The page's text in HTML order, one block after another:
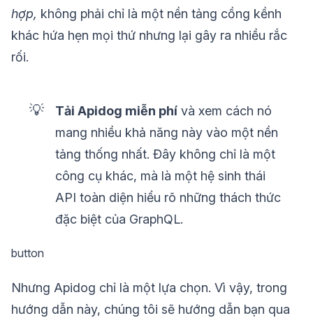
hợp, không phải chỉ là một nền tảng cồng kềnh
khác hứa hẹn mọi thứ nhưng lại gây ra nhiều rắc
rối.
💡 Tải Apidog miễn phí và xem cách nó
mang nhiều khả năng này vào một nền
tảng thống nhất. Đây không chỉ là một
công cụ khác, mà là một hệ sinh thái
API toàn diện hiểu rõ những thách thức
đặc biệt của GraphQL.
button
Nhưng Apidog chỉ là một lựa chọn. Vì vậy, trong
hướng dẫn này, chúng tôi sẽ hướng dẫn bạn qua